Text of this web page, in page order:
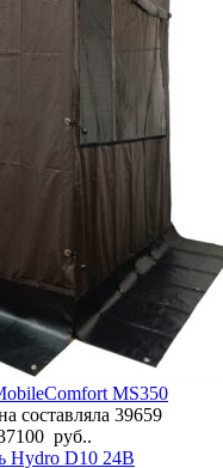
MS350
составляла 39659
руб..